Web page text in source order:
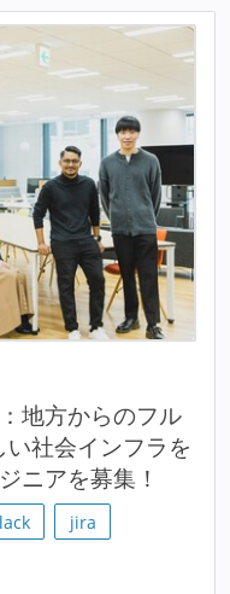
地方からのフル
社会インフラを
ニアを募集！
jira